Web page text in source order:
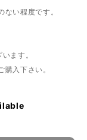
い程度です。
ます。
入下さい。